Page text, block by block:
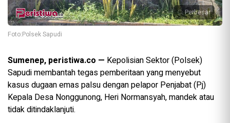
Perbesar
Foto:Polsek Sapudi
Sumenep, peristiwa.co — Kepolisian Sektor (Polsek)
Sapudi membantah tegas pemberitaan yang menyebut
kasus dugaan emas palsu dengan pelapor Penjabat (Pj)
Kepala Desa Nonggunong, Heri Normansyah, mandek atau
tidak ditindaklanjuti.